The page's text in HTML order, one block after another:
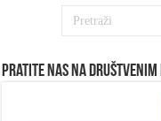
Pratite nas na društvenim